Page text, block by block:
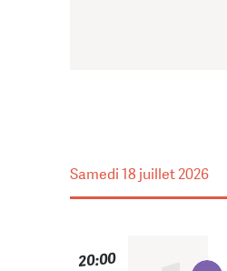
Samedi18 juillet 2026
20:00